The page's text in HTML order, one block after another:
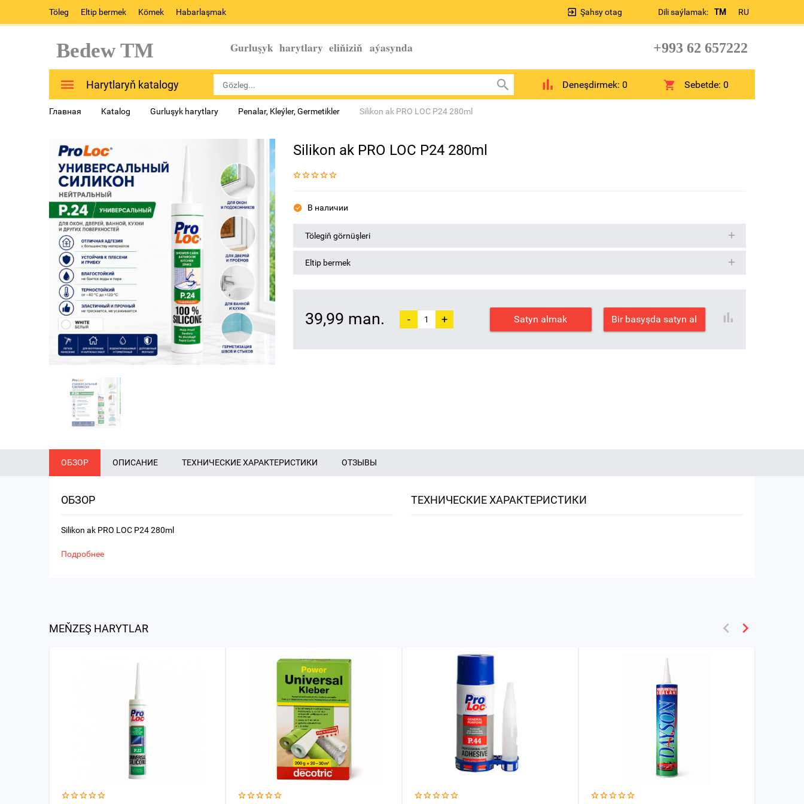
Töleg Eltip bermek Kömek Habarlaşmak Dili saýlamak: TM RU
Şahsy otag
Bedew TM Gurluşyk harytlary eliňiziň aýasynda +993 62 657222
Harytlaryň katalogy Deneşdirmek: 0 Sebetde:0
Главная Katalog Gurluşyk harytlary Penalar, Kleýlеr, Germetiklеr Silikon ak PRO LOC P24 280ml
Silikon ak PRO LOC P24 280ml
В наличии
Tölegiň görnüşleri
Eltip bermek
39,99 man. - + Satyn almak Bir basyşda satyn al
ОБЗОР ОПИСАНИЕ ТЕХНИЧЕСКИЕ ХАРАКТЕРИСТИКИ ОТЗЫВЫ
ОБЗОР
Silikon ak PRO LOC P24 280ml
Подробнее
ТЕХНИЧЕСКИЕ ХАРАКТЕРИСТИКИ
MEŇZEŞ HARYTLAR